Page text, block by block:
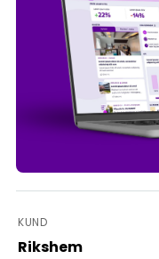
KUND
Rikshem